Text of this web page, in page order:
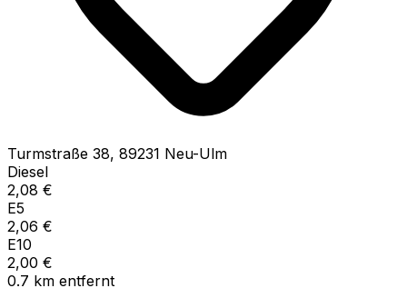
Turmstraße 38, 89231 Neu-Ulm
Diesel
2,08 €
E5
2,06 €
E10
2,00 €
0.7 km entfernt